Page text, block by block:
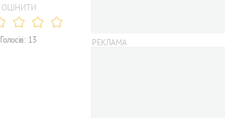
ОЦІНИТИ
Голосів: 13